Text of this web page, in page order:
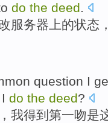
do the deed.
服务器 上的状态
question I
I do the deed?
， 我得到 第一吻是